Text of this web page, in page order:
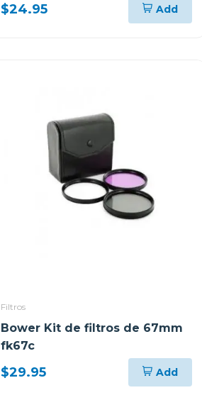
$24.95 Add
Filtros
Bower Kit de filtros de 67mm
fk67c
$29.95 Add